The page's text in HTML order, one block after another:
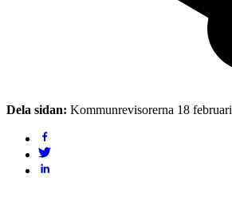
Dela sidan: Kommunrevisorerna 18 februari